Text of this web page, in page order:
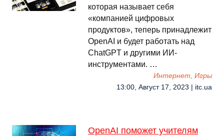
которая называет себя
«компанией цифровых
продуктов», теперь принадлежит
OpenAI и будет работать над
ChatGPT и другими ИИ-
инструментами. …
Интернет, Игры
13:00, Август 17, 2023 | itc.ua
OpenAI поможет учителям